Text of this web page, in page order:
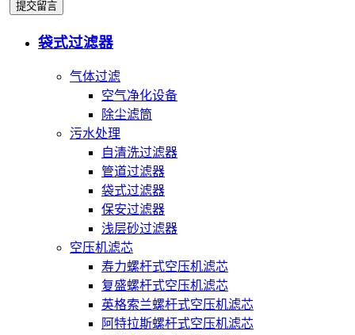
袋式过滤器
气体过滤
空气净化设备
除尘滤筒
污水处理
自清洗过滤器
管道过滤器
袋式过滤器
保安过滤器
浅层砂过滤器
空压机滤芯
寿力螺杆式空压机滤芯
复盛螺杆式空压机滤芯
英格索兰螺杆式空压机滤芯
阿特拉斯螺杆式空压机滤芯